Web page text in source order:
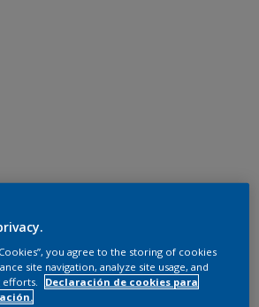
you agree to the storing of cookies
site navigation, analyze site usage, and
Declaración de cookies para